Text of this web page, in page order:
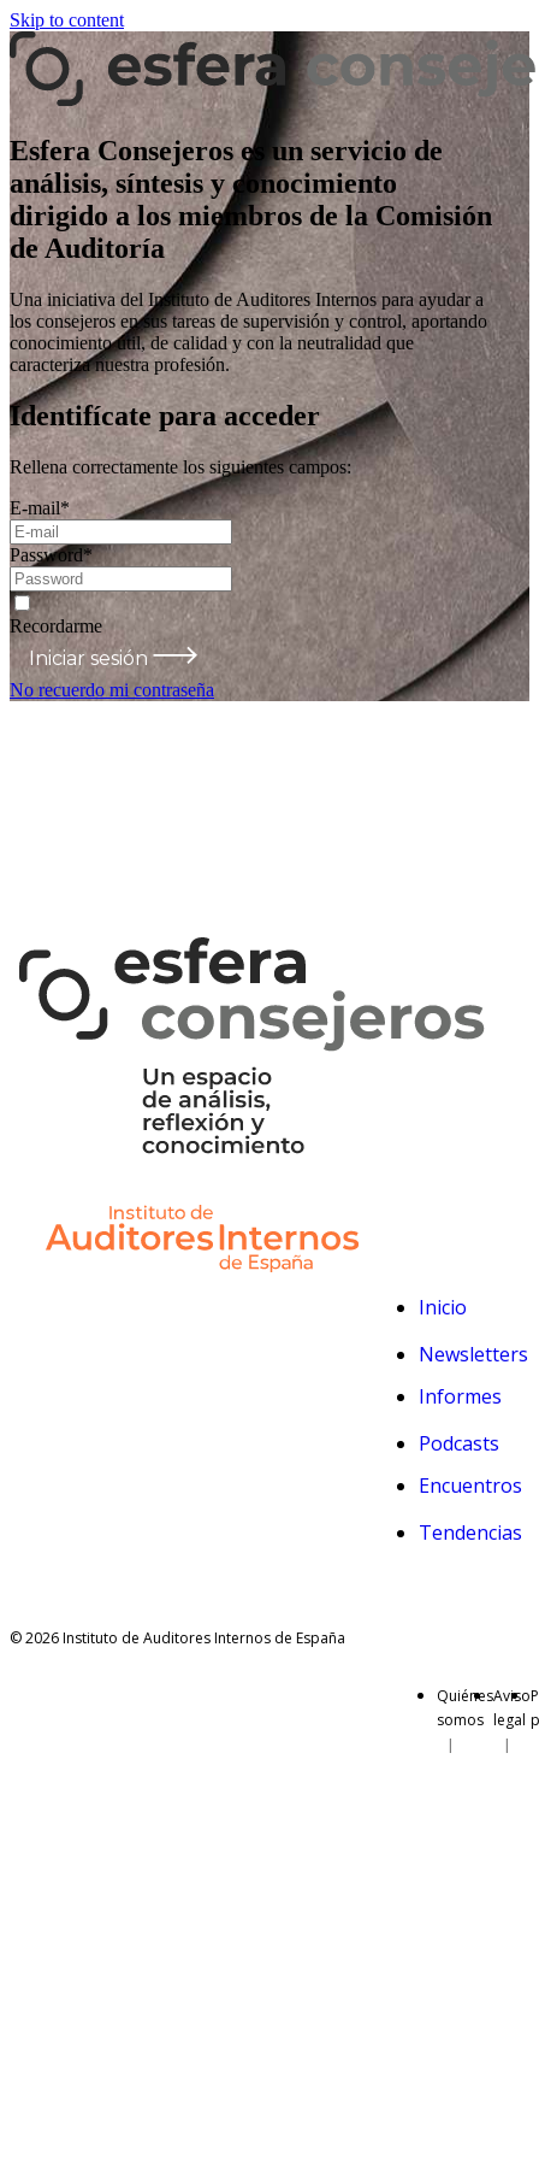
Skip to content
Esfera Consejeros es un servicio de
análisis, síntesis y conocimiento
dirigido a los miembros de la Comisión
de Auditoría
Una iniciativa del Instituto de Auditores Internos para ayudar a
los consejeros en sus tareas de supervisión y control, aportando
conocimiento útil, de calidad y con la neutralidad que
caracteriza nuestra profesión.
Identifícate para acceder
Rellena correctamente los siguientes campos:
E-mail*
Password*
Recordarme
Iniciar sesión
No recuerdo mi contraseña
Inicio
Newsletters
Informes
Podcasts
Encuentros
Tendencias
© 2026 Instituto de Auditores Internos de España
Quiénes
somos
Aviso
legal